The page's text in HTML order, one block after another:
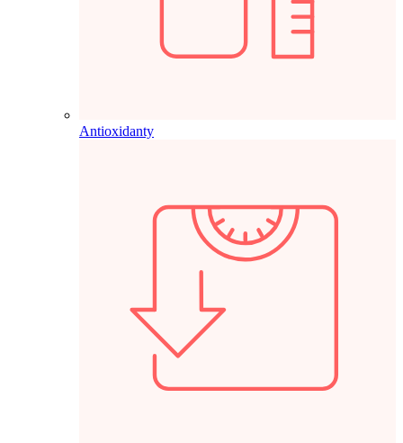
Antioxidanty